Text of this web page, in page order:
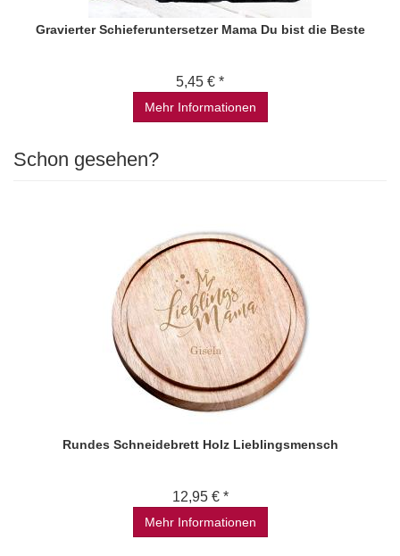
Gravierter Schieferuntersetzer Mama Du bist die Beste
5,45 € *
Mehr Informationen
Schon gesehen?
Rundes Schneidebrett Holz Lieblingsmensch
12,95 € *
Mehr Informationen